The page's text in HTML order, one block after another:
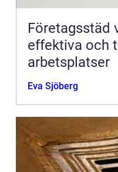
Företagsstäd
effektiva och
arbetsplatser
Eva Sjöberg